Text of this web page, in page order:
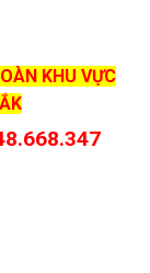
KHU VỰC